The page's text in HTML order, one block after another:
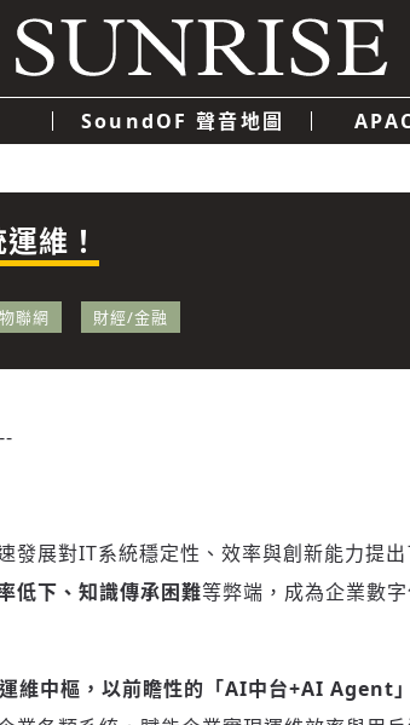
SoundOF 聲音地圖
維！
聯網 財經/金融
發展對IT系統穩定性、效率與創新能力提
低下、知識傳承困難等弊端，成為企業數
維中樞，以前瞻性的「AI中台+AI Agent